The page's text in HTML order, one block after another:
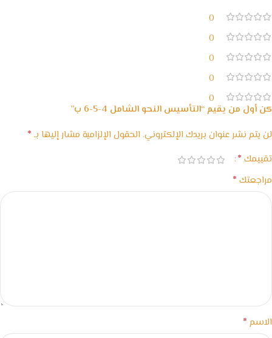
0
0
0
0
0
كن أول من يقيم “التأسيس النحو الشامل 4-5-6 ب”
لن يتم نشر عنوان بريدك الإلكتروني. الحقول الإلزامية مشار إليها بـ*
تقييمك *
مراجعتك *
الاسم *